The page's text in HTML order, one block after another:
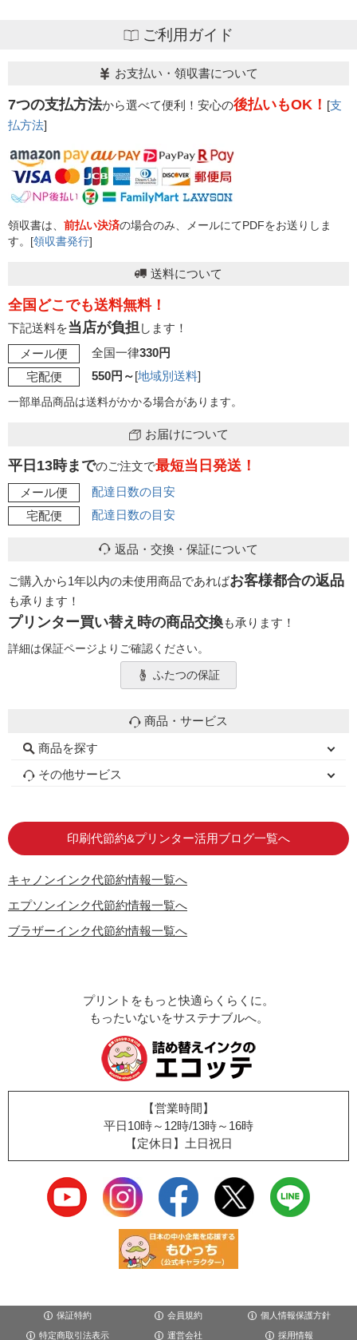
ご利用ガイド
お支払い・領収書について
7つの支払方法から選べて便利！安心の後払いもOK！ [支
払方法]
領収書は、 前払い決済の場合のみ、メールにてPDFをお送りしま
す。[領収書発行]
送料について
全国どこでも送料無料！
下記送料を当店が負担 します！
メール便
全国一律330円
宅配便
550円～[地域別送料]
一部単品商品は送料がかかる場合があります。
お届けについて
平日13時までのご注文で最短当日発送！
メール便
配達日数の目安
宅配便
配達日数の目安
返品・交換・保証について
ご購入から1年以内の未使用商品であればお客様都合の返品
も承ります！
プリンター買い替え時の商品交換も承ります！
詳細は保証ページよりご確認ください。
ふたつの保証
商品・サービス
商品を探す
初心者用セット
キャノンインク
エプソンインク
ブラザーインク
詰め替えインク
互換インクボトル
互換インクカートリッジ
再生インクカートリッジ
トナーカートリッジ
その他サービス
印刷代節約&プリンター活用ブログ一覧へ
キャノンインク代節約情報一覧へ
エプソンインク代節約情報一覧へ
ブラザーインク代節約情報一覧へ
プリントをもっと快適らくらくに。
もったいないをサステナブルへ。
【営業時間】
平日10時～12時/13時～16時
【定休日】土日祝日
保証特約 会員規約 個人情報保護方針
特定商取引法表示 運営会社 採用情報